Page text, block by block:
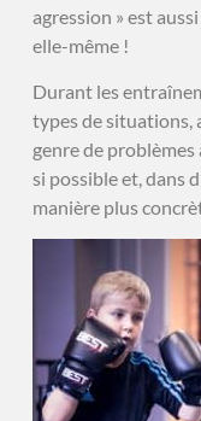
agression » est
elle-même !
Durant les
types de situations,
genre de problèmes
si possible et, dans
manière plus